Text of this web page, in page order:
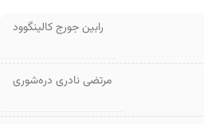
رابین جورج کالینگوود
مرتضی نادری دره‌شوری